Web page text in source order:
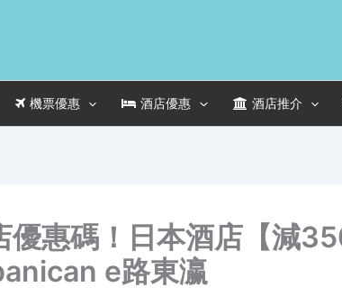
機票優惠 酒店優惠 酒店推介
優惠碼！日本酒店【減
e路東瀛